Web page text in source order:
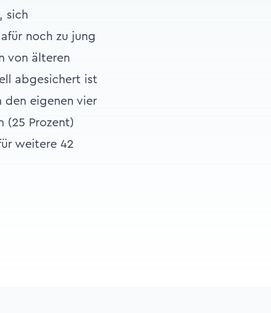
sich
noch zu jung
von älteren
abgesichert ist
den eigenen vier
(25 Prozent)
weitere 42